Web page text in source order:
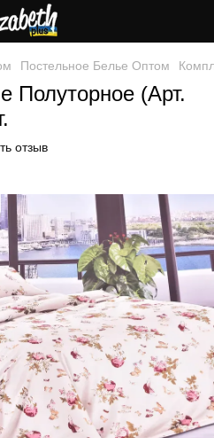
Постельное Белье Оптом
Полуторное (Арт.
отзыв